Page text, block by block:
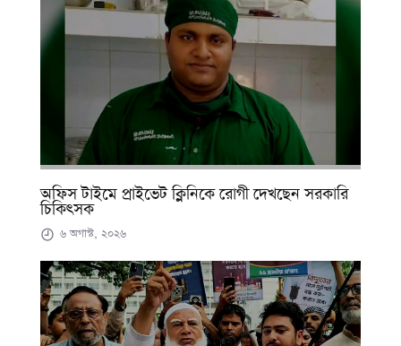
অফিস টাইমে প্রাইভেট ক্লিনিকে রোগী দেখছেন সরকারি
চিকিৎসক
৬ অগাস্ট, ২০২৬